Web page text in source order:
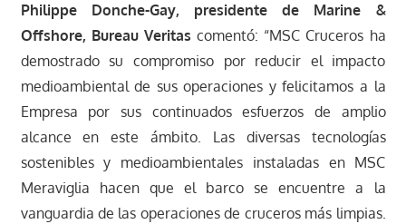
Philippe Donche-Gay, presidente de Marine &
Offshore, Bureau Veritas comentó: “MSC Cruceros ha
demostrado su compromiso por reducir el impacto
medioambiental de sus operaciones y felicitamos a la
Empresa por sus continuados esfuerzos de amplio
alcance en este ámbito. Las diversas tecnologías
sostenibles y medioambientales instaladas en MSC
Meraviglia hacen que el barco se encuentre a la
vanguardia de las operaciones de cruceros más limpias.